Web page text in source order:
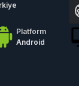
Platform
Android